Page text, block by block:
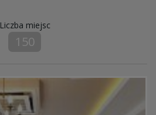
Liczba miejsc
150